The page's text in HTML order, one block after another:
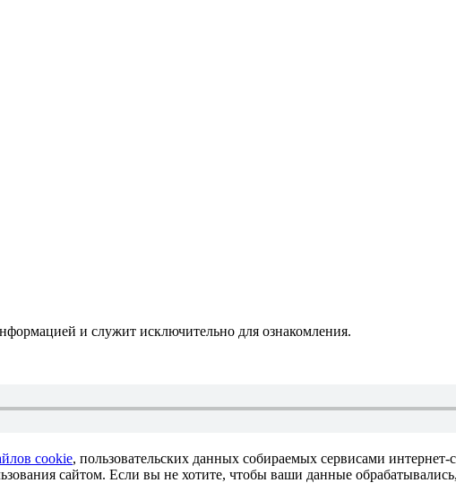
и служит исключительно для ознакомления.
cookie, пользовательских данных собираемых сервисами
сайтом. Если вы не хотите, чтобы ваши данные